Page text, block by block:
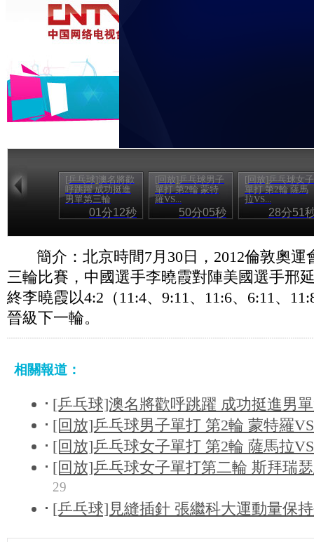
[乒乓球]澳名將歡
呼跳躍 成功挺進
男單第三輪
01分12秒
[回放]乒乓球男子
單打 第2輪 蒙特
羅VS...
50分05秒
[回放]乒乓球女子
單打 第2輪 薩馬
拉VS...
28分51
簡介：北京時間7月30日，2012倫敦奧
三輪比賽，中國選手李曉霞對陣美國選手邢
終李曉霞以4:2（11:4、9:11、11:6、6:11、
晉級下一輪。
相關報道：
[乒乓球]澳名將歡呼跳躍 成功挺進男
[回放]乒乓球男子單打 第2輪 蒙特羅
[回放]乒乓球女子單打 第2輪 薩馬拉
[回放]乒乓球女子單打第二輪 斯拜瑞
29
[乒乓球]見縫插針 張繼科大運動量保